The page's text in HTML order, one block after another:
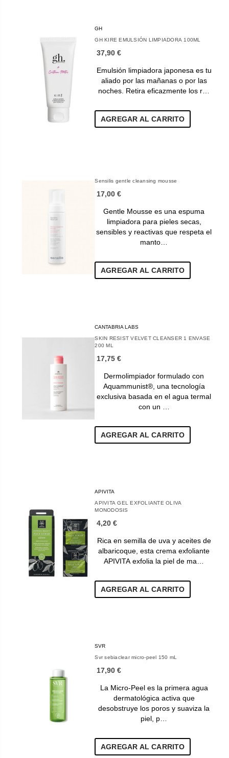
GH
GH KIRE EMULSIÓN LIMPIADORA 100ML
37,90 €
Emulsión limpiadora japonesa es tu
aliado por las mañanas o por las
noches. Retira eficazmente los r…
AGREGAR AL CARRITO
Sensilis gentle cleansing mousse
17,00 €
Gentle Mousse es una espuma
limpiadora para pieles secas,
sensibles y reactivas que respeta el
manto…
AGREGAR AL CARRITO
CANTABRIA LABS
SKIN RESIST VELVET CLEANSER 1 ENVASE
200 ML
17,75 €
Dermolimpiador formulado con
Aquammunist®, una tecnología
exclusiva basada en el agua termal
con un …
AGREGAR AL CARRITO
APIVITA
APIVITA GEL EXFOLIANTE OLIVA
MONODOSIS
4,20 €
Rica en semilla de uva y aceites de
albaricoque, esta crema exfoliante
APIVITA exfolia la piel de ma…
AGREGAR AL CARRITO
SVR
Svr sebiaclear micro-peel 150 mL
17,90 €
La Micro-Peel es la primera agua
dermatológica activa que
desobstruye los poros y suaviza la
piel, p…
AGREGAR AL CARRITO